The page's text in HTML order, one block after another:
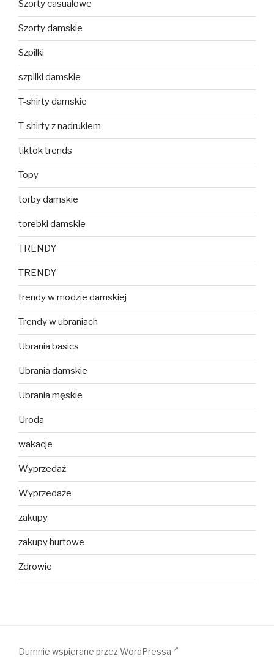
Szorty casualowe
Szorty damskie
Szpilki
szpilki damskie
T-shirty damskie
T-shirty z nadrukiem
tiktok trends
Topy
torby damskie
torebki damskie
TRENDY
TRENDY
trendy w modzie damskiej
Trendy w ubraniach
Ubrania basics
Ubrania damskie
Ubrania męskie
Uroda
wakacje
Wyprzedaż
Wyprzedaże
zakupy
zakupy hurtowe
Zdrowie
Dumnie wspierane przez WordPressa